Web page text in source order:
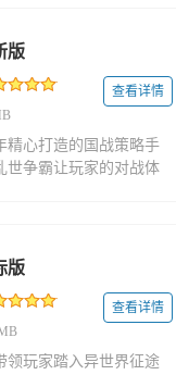
版
查看详情
精心打造的国战策略手
世争霸让玩家的对战体
版
查看详情
领玩家踏入异世界征途